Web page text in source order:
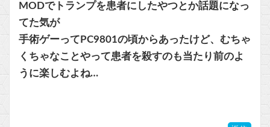
MODでトランプを患者にしたやつとか話題になっ
てた気が
手術ゲーってPC9801の頃からあったけど、むちゃ
くちゃなことやって患者を殺すのも当たり前のよ
うに楽しむよね…